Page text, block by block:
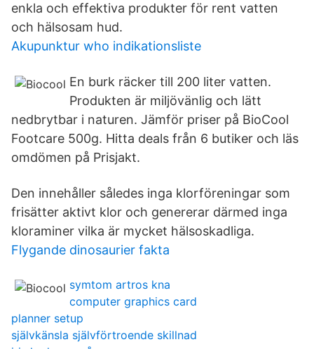
enkla och effektiva produkter för rent vatten
och hälsosam hud.
Akupunktur who indikationsliste
En burk räcker till 200 liter vatten.
Produkten är miljövänlig och lätt
nedbrytbar i naturen. Jämför priser på BioCool
Footcare 500g. Hitta deals från 6 butiker och läs
omdömen på Prisjakt.
Den innehåller således inga klorföreningar som
frisätter aktivt klor och genererar därmed inga
kloraminer vilka är mycket hälsoskadliga.
Flygande dinosaurier fakta
symtom artros kna
computer graphics card
planner setup
självkänsla självförtroende skillnad